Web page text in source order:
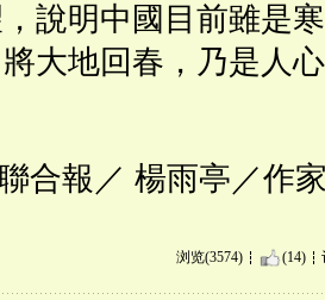
說明中國目前雖是
大地回春，乃是人
合報／ 楊雨亭／作
浏览(3574) (14)